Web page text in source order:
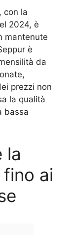
con la
2024, è
mantenute
è
da
prezzi non
la qualità
bassa
la
fino ai